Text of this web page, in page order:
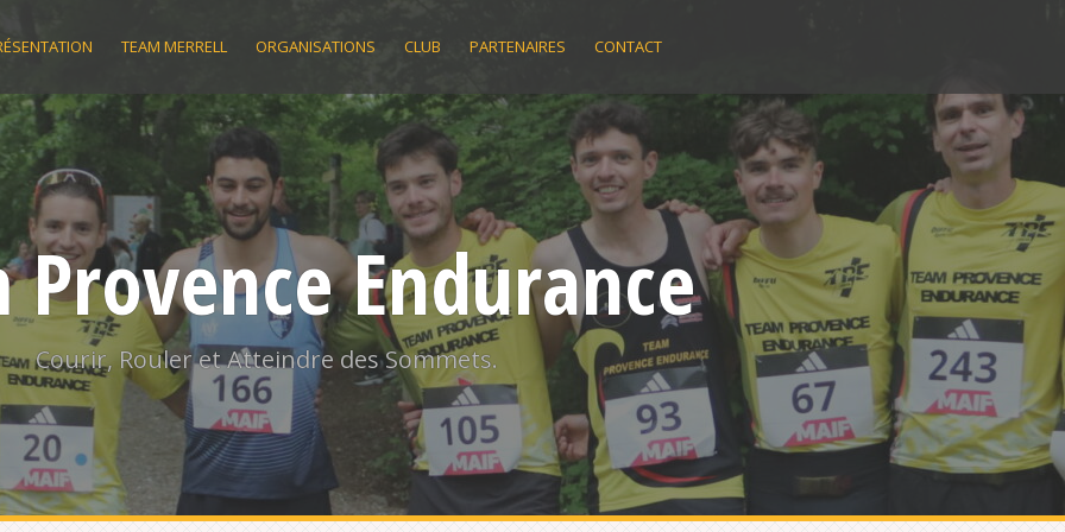
TEAM MERRELL ORGANISATIONS CLUB PARTENAIRES CONTACT
Provence Endurance
Courir, Rouler et Atteindre des Sommets.